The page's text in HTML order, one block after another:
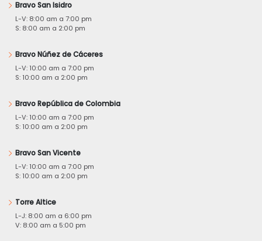
Bravo San Isidro
L-V: 8:00 am a 7:00 pm
S: 8:00 am a 2:00 pm
Bravo Núñez de Cáceres
L-V: 10:00 am a 7:00 pm
S: 10:00 am a 2:00 pm
Bravo República de Colombia
L-V: 10:00 am a 7:00 pm
S: 10:00 am a 2:00 pm
Bravo San Vicente
L-V: 10:00 am a 7:00 pm
S: 10:00 am a 2:00 pm
Torre Altice
L-J: 8:00 am a 6:00 pm
V: 8:00 am a 5:00 pm